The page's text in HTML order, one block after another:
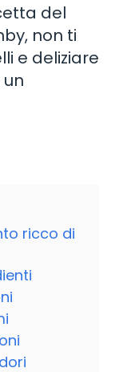
del
non ti
e deliziare
ricco di